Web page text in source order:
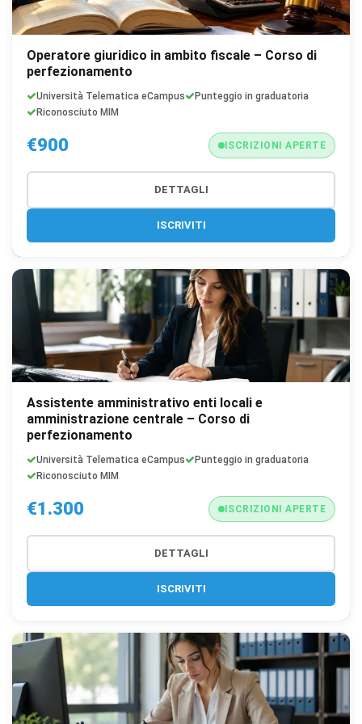
Operatore giuridico in ambito fiscale – Corso di
perfezionamento
Università Telematica eCampus
Punteggio in graduatoria
Riconosciuto MIM
€900 ISCRIZIONI APERTE
DETTAGLI
ISCRIVITI
Assistente amministrativo enti locali e
amministrazione centrale – Corso di
perfezionamento
Università Telematica eCampus
Punteggio in graduatoria
Riconosciuto MIM
€1.300 ISCRIZIONI APERTE
DETTAGLI
ISCRIVITI
Rifiuta tutti
Salva
preferenze
Accetta
tutti